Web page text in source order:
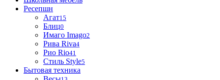
Ресепшн
Агат15
Блиц0
Имаго Imago2
Рива Riva4
Рио Rio41
Стиль Style5
Бытовая техника